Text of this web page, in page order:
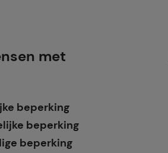
met
beperking
beperking
beperking